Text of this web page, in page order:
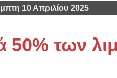
10 Απριλίου 2025
50% των